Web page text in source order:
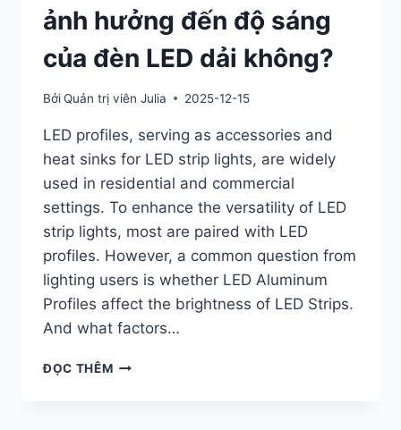
ảnh hưởng đến độ sáng
của đèn LED dải không?
BởiQuản trị viên Julia 2025-12-15
LED profiles, serving as accessories and
heat sinks for LED strip lights, are widely
used in residential and commercial
settings. To enhance the versatility of LED
strip lights, most are paired with LED
profiles. However, a common question from
lighting users is whether LED Aluminum
Profiles affect the brightness of LED Strips.
And what factors…
ĐỌC THÊM